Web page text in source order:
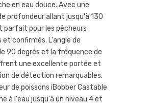
en eau douce. Avec une
profondeur allant jusqu'à 130
parfait pour les pêcheurs
confirmés. L'angle de
90 degrés et la fréquence de
une excellente portée et
de détection remarquables.
de poissons iBobber Castable
à l'eau jusqu'à un niveau 4 et